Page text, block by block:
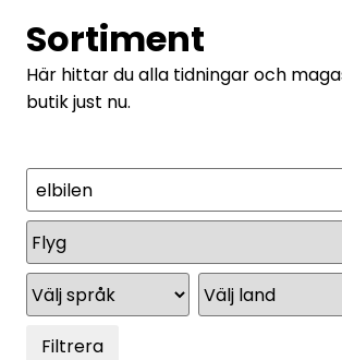
Sortiment
Här hittar du alla tidningar och
butik just nu.
Sök
Filtrera